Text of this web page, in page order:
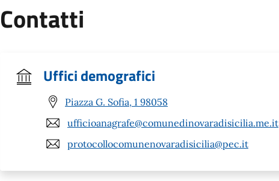
Contatti
Uffici demografici
Piazza G. Sofia, 1 98058
ufficioanagrafe@comunedinovaradisicilia.me.it
protocollocomunenovaradisicilia@pec.it